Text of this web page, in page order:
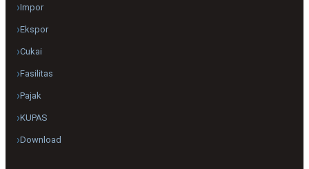
Impor
Ekspor
Cukai
Fasilitas
Pajak
KUPAS
Download